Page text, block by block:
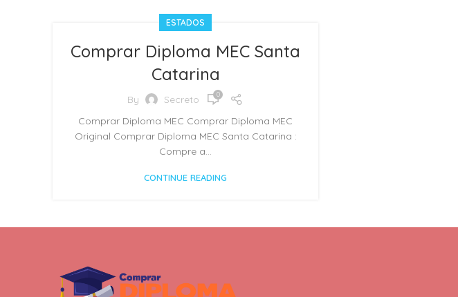
ESTADOS
Comprar Diploma MEC Santa
Catarina
By Secreto 0
Comprar Diploma MEC Comprar Diploma MEC
Original Comprar Diploma MEC Santa Catarina :
Compre a...
CONTINUE READING